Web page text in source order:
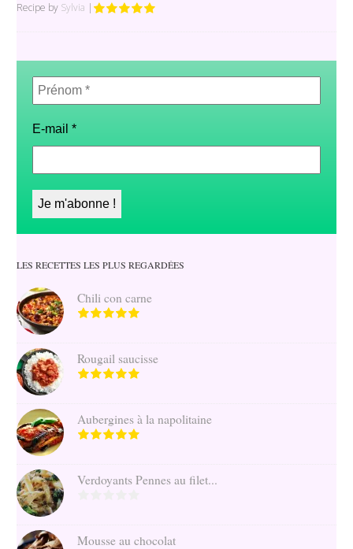
Recipe by Sylvia |
Prénom
E-mail*
LES RECETTES LES PLUS REGARDÉES
Chili con carne
Rougail saucisse
Aubergines à la napolitaine
Verdoyants Pennes au filet...
Mousse au chocolat